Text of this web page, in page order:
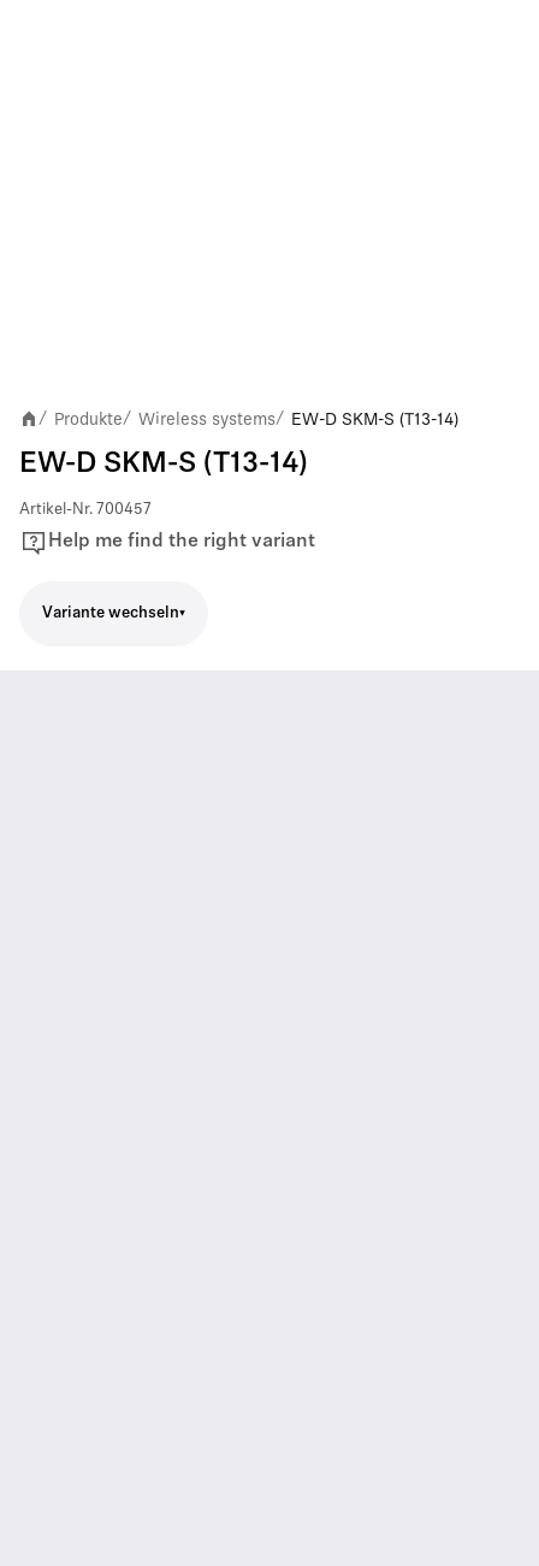
/ Produkte/ Wireless systems/ EW-D SKM-S (T13-14)
EW-D SKM-S (T13-14)
Artikel-Nr. 700457
Help me find the right variant
Variante wechseln